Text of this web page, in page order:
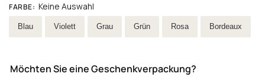
FARBE: Keine Auswahl
Wählen Farbe
Blau Violett Grau Grün Rosa Bordeaux
Möchten Sie eine Geschenkverpackung?